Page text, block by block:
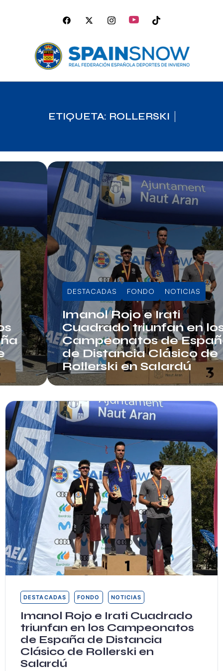
ETIQUETA: ROLLERSKI
DESTACADAS FONDO NOTICIAS
Imanol Rojo e Irati
Cuadrado triunfan en los
Campeonatos de España
de Distancia Clásico de
Rollerski en Salardú
Info RFEDI
DESTACADAS FONDO NOTICIAS
Imanol Rojo e Irati Cuadrado
triunfan en los Campeonatos
de España de Distancia
Clásico de Rollerski en
Salardú